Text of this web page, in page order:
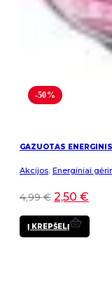
-50%
GAZUOTAS
Akcijos, Energiniai
4,99€ 2,50 €
Į KREPŠELĮ